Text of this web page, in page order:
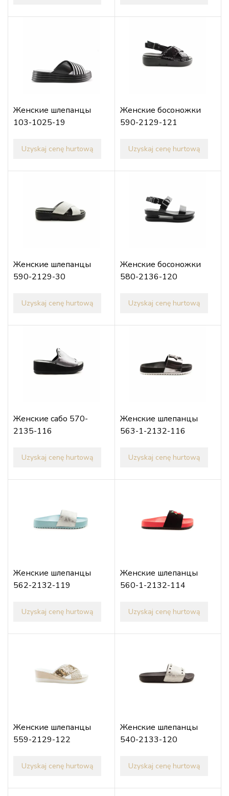
Женские шлепанцы
103-1025-19
Uzyskaj cenę hurtową
Женские босоножки
590-2129-121
Uzyskaj cenę hurtową
Женские шлепанцы
590-2129-30
Uzyskaj cenę hurtową
Женские босоножки
580-2136-120
Uzyskaj cenę hurtową
Женские сабо 570-
2135-116
Uzyskaj cenę hurtową
Женские шлепанцы
563-1-2132-116
Uzyskaj cenę hurtową
Женские шлепанцы
562-2132-119
Uzyskaj cenę hurtową
Женские шлепанцы
560-1-2132-114
Uzyskaj cenę hurtową
Женские шлепанцы
559-2129-122
Uzyskaj cenę hurtową
Женские шлепанцы
540-2133-120
Uzyskaj cenę hurtową